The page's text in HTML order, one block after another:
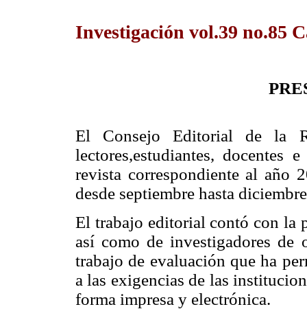
Investigación vol.39 no.85
El Consejo Editorial de la
lectores,estudiantes, docentes
revista correspondiente al año
desde septiembre hasta
El trabajo editorial contó con la
así como de investigadores de
trabajo de evaluación que ha
a las exigencias de las
forma impresa y electrónica.